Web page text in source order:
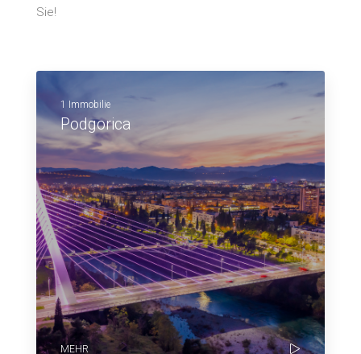
Sie!
1 Immobilie
Podgorica
MEHR